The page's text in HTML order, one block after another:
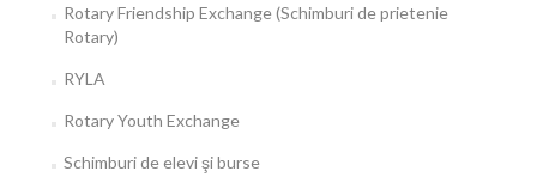
Rotary Friendship Exchange (Schimburi de prietenie
Rotary)
RYLA
Rotary Youth Exchange
Schimburi de elevi şi burse